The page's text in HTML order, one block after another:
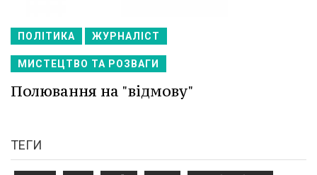
ПОЛІТИКА ЖУРНАЛІСТ
МИСТЕЦТВО ТА РОЗВАГИ
Полювання на "відмову"
ТЕГИ